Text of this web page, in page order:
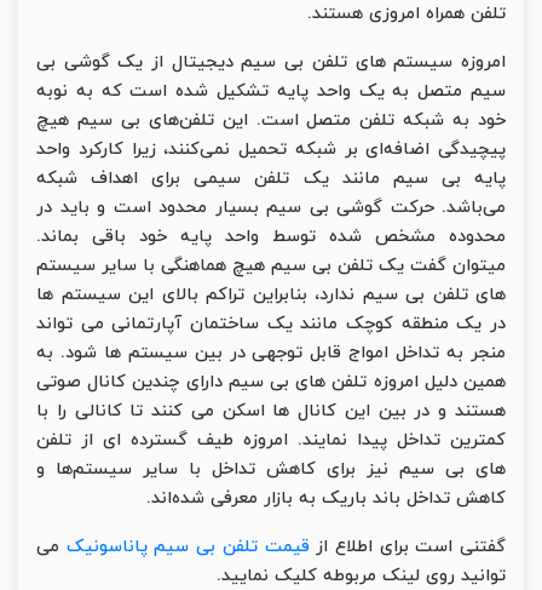
تلفن همراه امروزی هستند.
امروزه سیستم های تلفن بی سیم دیجیتال از یک گوشی بی
سیم متصل به یک واحد پایه تشکیل شده است که به نوبه
خود به شبکه تلفن متصل است. این تلفن‌های بی سیم هیچ
پیچیدگی اضافه‌ای بر شبکه تحمیل نمی‌کنند، زیرا کارکرد واحد
پایه بی‌ سیم مانند یک تلفن سیمی برای اهداف شبکه
می‌باشد. حرکت گوشی بی سیم بسیار محدود است و باید در
محدوده مشخص شده توسط واحد پایه خود باقی بماند.
میتوان گفت یک تلفن بی سیم هیچ هماهنگی با سایر سیستم
های تلفن بی سیم ندارد، بنابراین تراکم بالای این سیستم ها
در یک منطقه کوچک مانند یک ساختمان آپارتمانی می تواند
منجر به تداخل امواج قابل توجهی در بین سیستم ها شود. به
همین دلیل امروزه تلفن های بی سیم دارای چندین کانال صوتی
هستند و در بین این کانال ها اسکن می کنند تا کانالی را با
کمترین تداخل پیدا نمایند. امروزه طیف گسترده ای از تلفن
های بی سیم نیز برای کاهش تداخل با سایر سیستم‌ها و
کاهش تداخل باند باریک به بازار معرفی شده‌اند.
گفتنی است برای اطلاع ازقیمت تلفن بی سیم پاناسونیک می
توانید روی لینک مربوطه کلیک نمایید.